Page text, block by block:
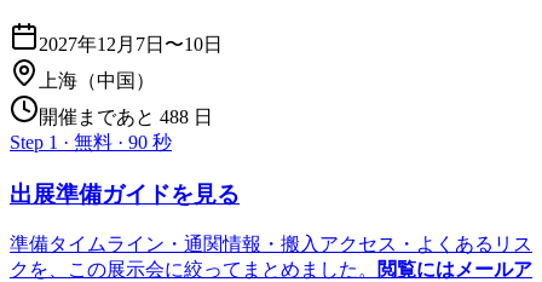
2027年12月7日〜10日
上海 （中国）
開催まであと 488 日
Step 1 · 無料 · 90 秒
出展準備ガイドを見る
準備タイムライン・通関情報・搬入アクセス・よくあるリス
クを、この展示会に絞ってまとめました。
閲覧にはメールア